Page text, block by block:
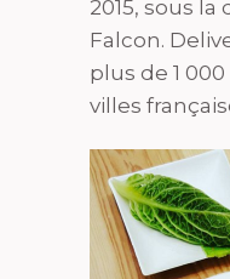
2015, sous la
Falcon.
plus de 1
villes